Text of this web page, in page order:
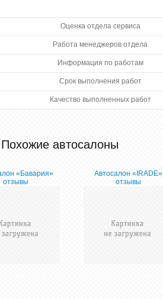
Оценка отдела сервиса
Работа менеджеров отдела
Информация по работам
Срок выполнения работ
Качество выполненных работ
Похожие автосалоны
«Бавария»
отзывы
Автосалон «IRADE»
отзывы